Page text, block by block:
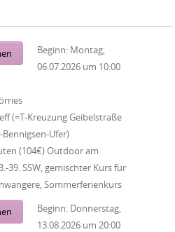
Beginn: Montag,
06.07.2026 um 10:00
(=T-Kreuzung Geibelstraße
Ufer)
(104€) Outdoor am
39. SSW, gemischter Kurs für
Sommerferienkurs
Beginn: Donnerstag,
13.08.2026 um 20:00